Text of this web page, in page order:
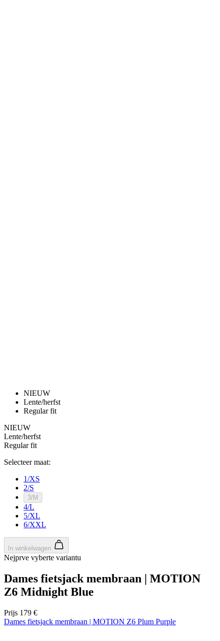
NIEUW
Lente/herfst
Regular fit
NIEUW
Lente/herfst
Regular fit
Selecteer maat:
1/XS
2/S
3/M
4/L
5/XL
6/XXL
In winkelwagen
Nejprve vyberte variantu
Dames fietsjack membraan | MOTION
Z6 Midnight Blue
Prijs 179 €
Dames fietsjack membraan | MOTION Z6 Plum Purple